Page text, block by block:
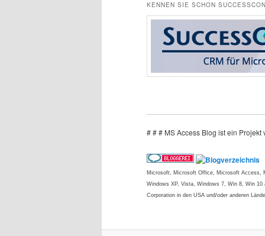
KENNEN SIE SCHON
# # # MS Access Blog ist ein
Microsoft, Microsoft Office, Microsoft Access,
Windows XP, Vista, Windows 7, Win 8, Win
Corporation in den USA und/oder anderen